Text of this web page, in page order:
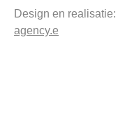
Design en realisatie:
agency.e